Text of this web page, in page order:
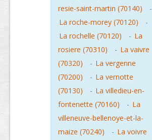
resie-saint-martin (70140)
-
La roche-morey (70120)
-
La rochelle (70120)
- La
rosiere (70310)
- La vaivre
(70320)
- La vergenne
(70200)
- La vernotte
(70130)
- La villedieu-en-
fontenette (70160)
- La
villeneuve-bellenoye-et-la-
maize (70240)
- La voivre